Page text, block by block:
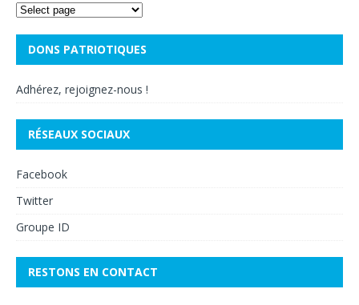
DONS PATRIOTIQUES
Adhérez, rejoignez-nous !
RÉSEAUX SOCIAUX
Facebook
Twitter
Groupe ID
RESTONS EN CONTACT